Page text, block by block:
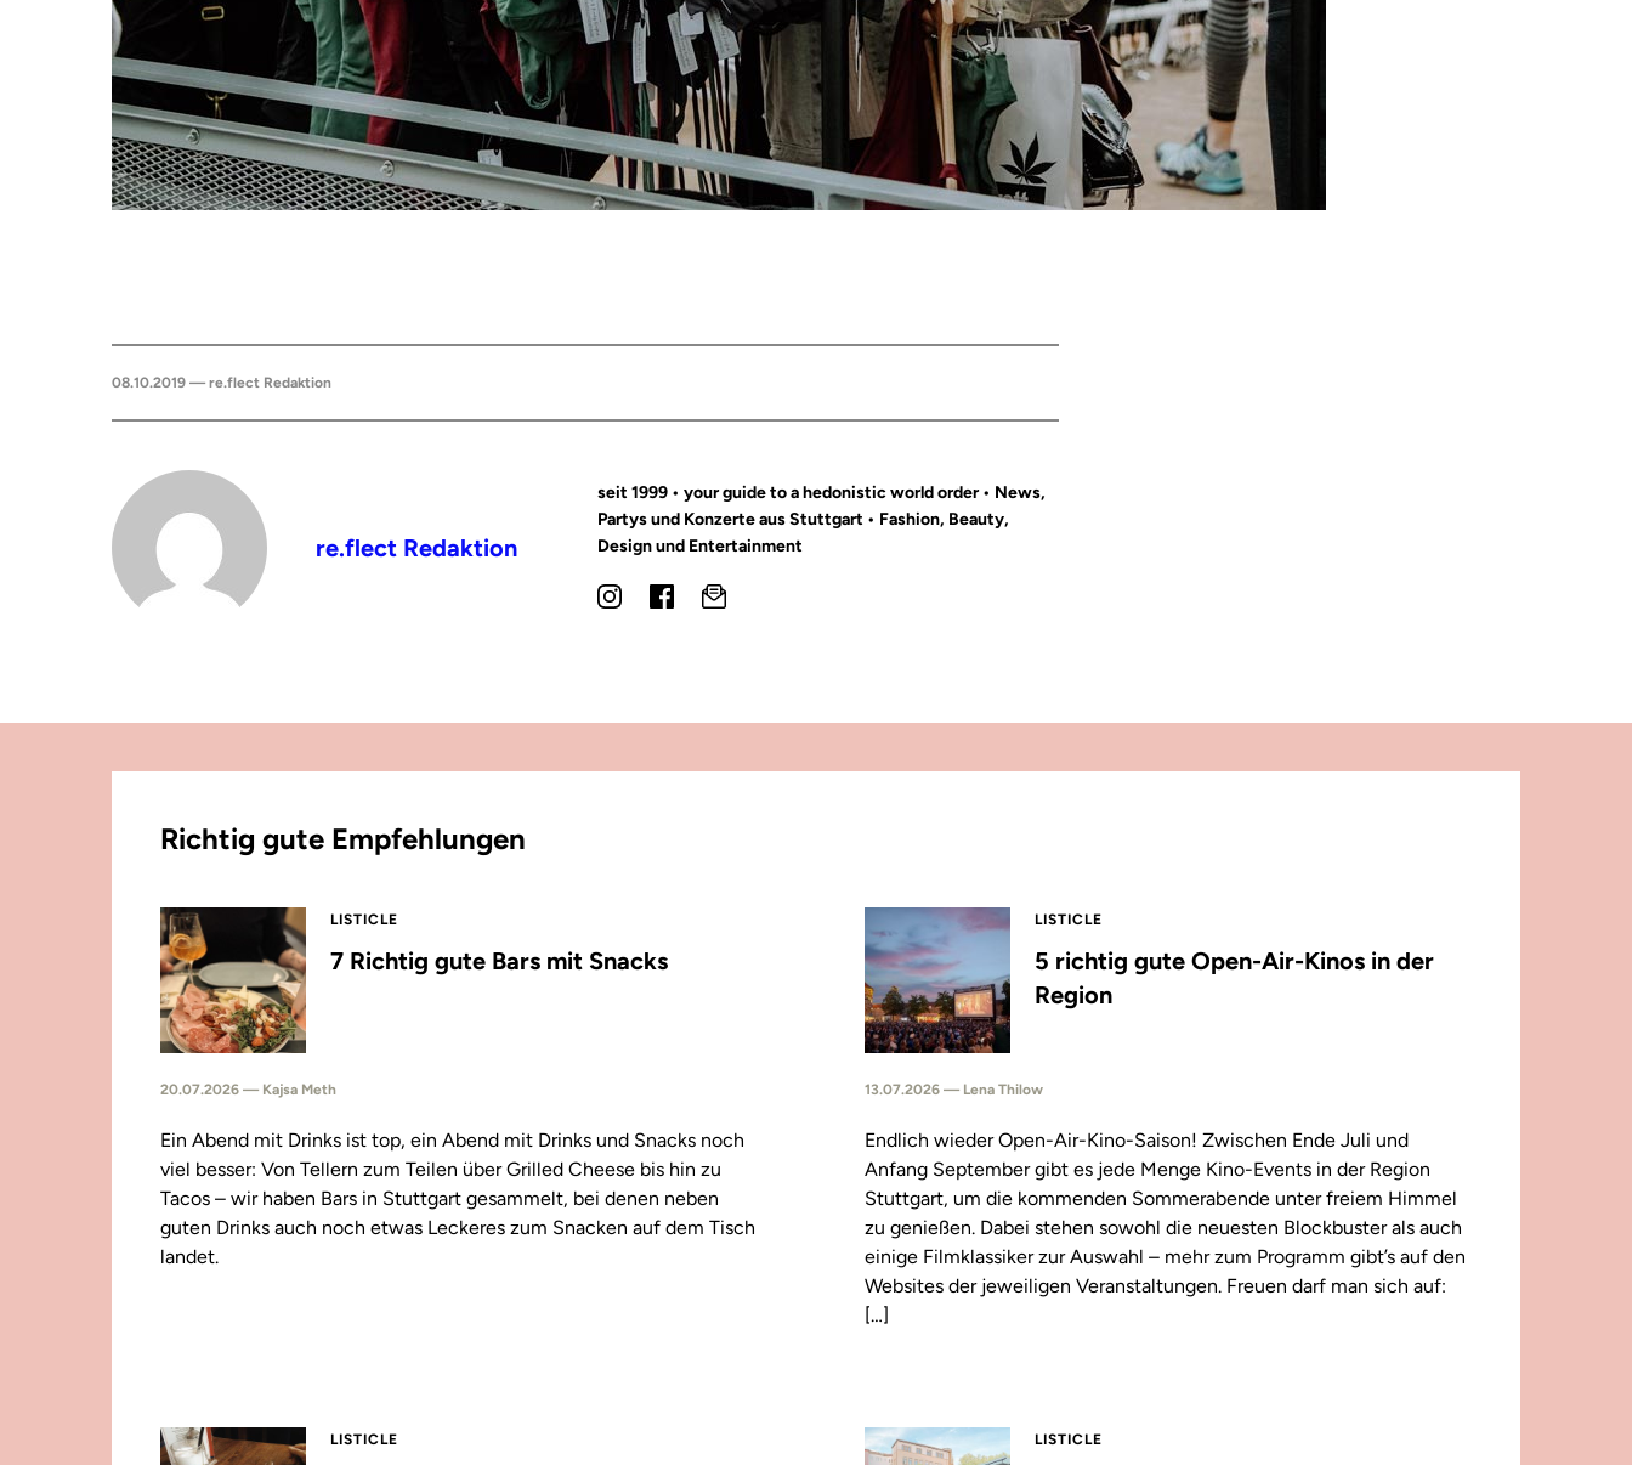
08.10.2019 — re.flect Redaktion
re.flect Redaktion
seit 1999 • your guide to a hedonistic world order • News,
Partys und Konzerte aus Stuttgart • Fashion, Beauty,
Design und Entertainment
Richtig gute Empfehlungen
LISTICLE
7 Richtig gute Bars mit Snacks
20.07.2026 — Kajsa Meth
Ein Abend mit Drinks ist top, ein Abend mit Drinks und Snacks noch
viel besser: Von Tellern zum Teilen über Grilled Cheese bis hin zu
Tacos – wir haben Bars in Stuttgart gesammelt, bei denen neben
guten Drinks auch noch etwas Leckeres zum Snacken auf dem Tisch
landet.
LISTICLE
5 richtig gute Open-Air-Kinos in der
Region
13.07.2026 — Lena Thilow
Endlich wieder Open-Air-Kino-Saison! Zwischen Ende Juli und
Anfang September gibt es jede Menge Kino-Events in der Region
Stuttgart, um die kommenden Sommerabende unter freiem Himmel
zu genießen. Dabei stehen sowohl die neuesten Blockbuster als auch
einige Filmklassiker zur Auswahl – mehr zum Programm gibt’s auf den
Websites der jeweiligen Veranstaltungen. Freuen darf man sich auf:
[…]
LISTICLE LISTICLE